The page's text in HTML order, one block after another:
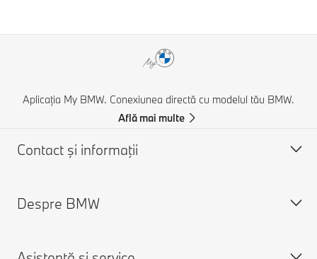
Aplicația My BMW. Conexiunea directă cu modelul tău BMW.
Află mai multe
Contact şi informaţii
Asistență și Contact
Caută un partener BMW
Despre BMW
Despre noi